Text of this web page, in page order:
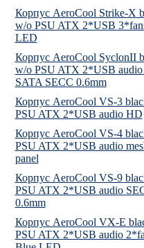
Корпус AeroCool Strike-X
w/o PSU ATX 2*USB
LED
Корпус AeroCool SyclonII
w/o PSU ATX 2*USB
SATA SECC 0.6mm
Корпус AeroCool VS-3
PSU ATX 2*USB audio HD
Корпус AeroCool VS-4
PSU ATX 2*USB audio
panel
Корпус AeroCool VS-9
PSU ATX 2*USB audio
0.6mm
Корпус AeroCool VX-E
PSU ATX 2*USB audio